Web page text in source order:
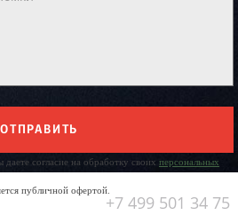
ОТПРАВИТЬ
согласие на обработку своих персональных
публичной офертой.
+7 499 501 34 75